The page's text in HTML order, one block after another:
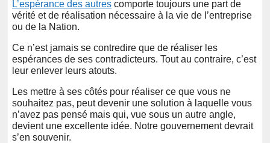
L’espérance des autres comporte toujours une part de
vérité et de réalisation nécessaire à la vie de l’entreprise
ou de la Nation.
Ce n’est jamais se contredire que de réaliser les
espérances de ses contradicteurs. Tout au contraire, c’est
leur enlever leurs atouts.
Les mettre à ses côtés pour réaliser ce que vous ne
souhaitez pas, peut devenir une solution à laquelle vous
n’avez pas pensé mais qui, vue sous un autre angle,
devient une excellente idée. Notre gouvernement devrait
s’en souvenir.